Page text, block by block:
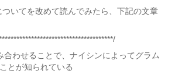
いてを改めて読んでみたら、下記の文章
合わせることで、ナイシンによってグラム
とが知られている